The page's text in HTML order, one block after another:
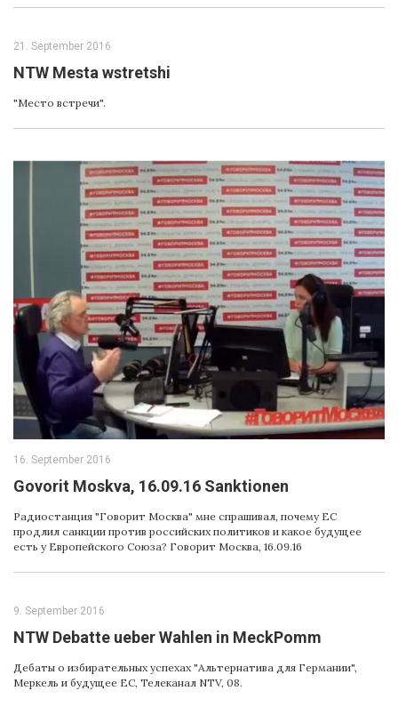
21. September 2016
NTW Mesta wstretshi
"Место встречи".
16. September 2016
Govorit Moskva, 16.09.16 Sanktionen
Радиостанция "Говорит Москва" мне спрашивал, почему ЕС
продлил санкции против российских политиков и какое будущее
есть у Европейского Союза? Говорит Москва, 16.09.16
9. September 2016
NTW Debatte ueber Wahlen in MeckPomm
Дебаты о избирательных успехах "Альтернатива для Германии",
Меркель и будущее ЕС, Телеканал NTV, 08.